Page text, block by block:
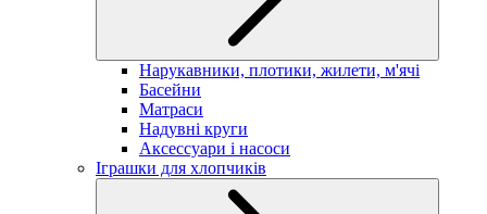
Нарукавники, плотики, жилети, м'ячі
Басейни
Матраси
Надувні круги
Аксессуари і насоси
Іграшки для хлопчиків